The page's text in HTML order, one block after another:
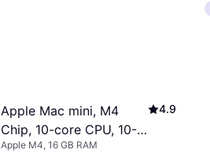
Apple Mac mini, M4
Chip, 10-core CPU, 10-
core GPU, 16GB Unified
4.9
Apple M4, 16 GB RAM